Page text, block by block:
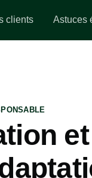
clients Astuces